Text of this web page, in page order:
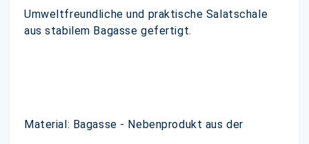
Umweltfreundliche und praktische Salatschale
aus stabilem Bagasse gefertigt.
Material: Bagasse - Nebenprodukt aus der